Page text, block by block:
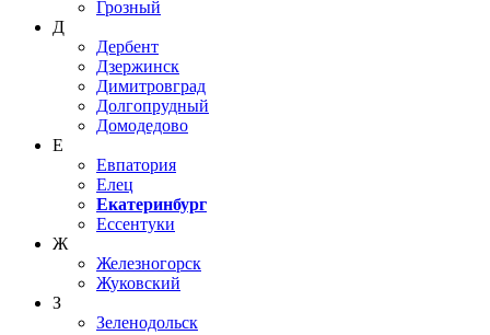
Грозный
Д
Дербент
Дзержинск
Димитровград
Долгопрудный
Домодедово
Е
Евпатория
Елец
Екатеринбург
Ессентуки
Ж
Железногорск
Жуковский
З
Зеленодольск